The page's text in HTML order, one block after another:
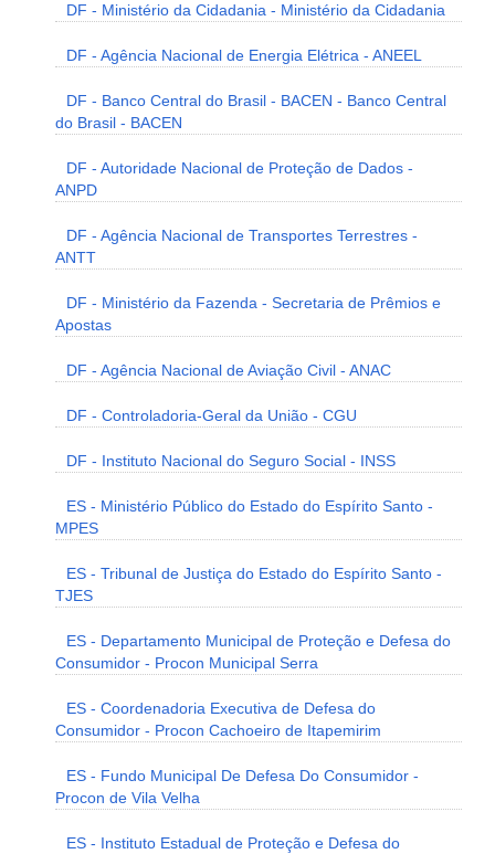
DF - Ministério da Cidadania - Ministério da Cidadania
DF - Agência Nacional de Energia Elétrica - ANEEL
DF - Banco Central do Brasil - BACEN - Banco Central
do Brasil - BACEN
DF - Autoridade Nacional de Proteção de Dados -
ANPD
DF - Agência Nacional de Transportes Terrestres -
ANTT
DF - Ministério da Fazenda - Secretaria de Prêmios e
Apostas
DF - Agência Nacional de Aviação Civil - ANAC
DF - Controladoria-Geral da União - CGU
DF - Instituto Nacional do Seguro Social - INSS
ES - Ministério Público do Estado do Espírito Santo -
MPES
ES - Tribunal de Justiça do Estado do Espírito Santo -
TJES
ES - Departamento Municipal de Proteção e Defesa do
Consumidor - Procon Municipal Serra
ES - Coordenadoria Executiva de Defesa do
Consumidor - Procon Cachoeiro de Itapemirim
ES - Fundo Municipal De Defesa Do Consumidor -
Procon de Vila Velha
ES - Instituto Estadual de Proteção e Defesa do